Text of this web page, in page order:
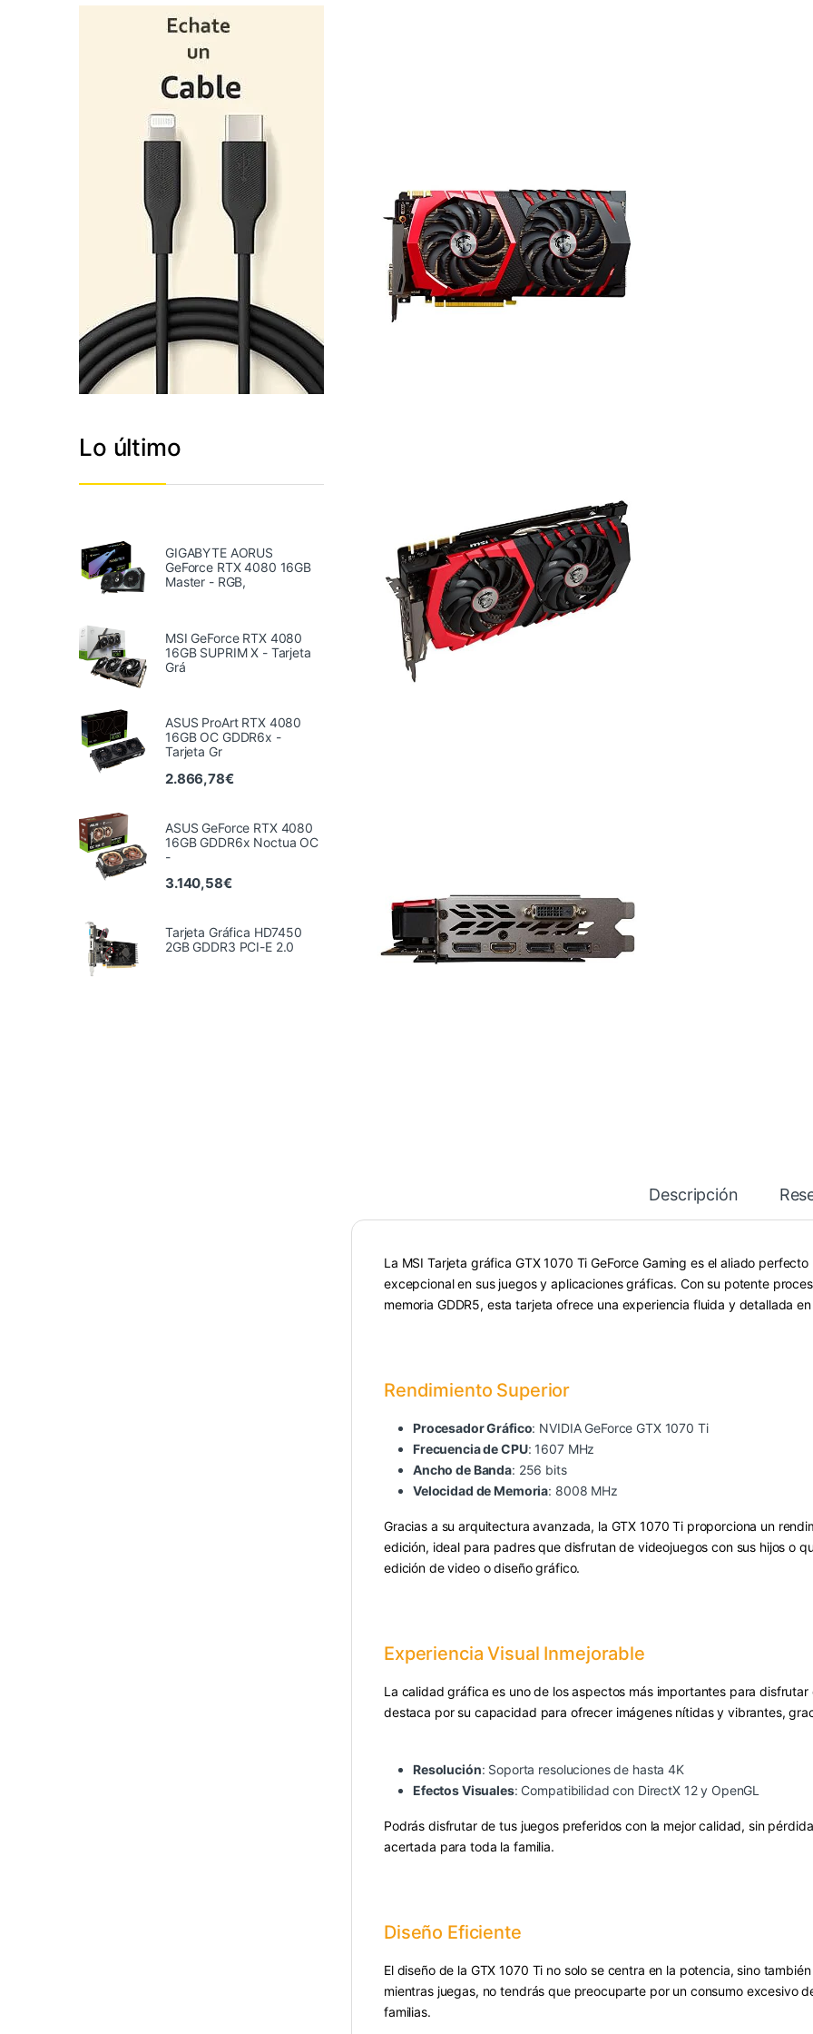
Descripción
La MSI Tarjeta gráfica GTX 1070 Ti GeForce Gaming es el aliado
excepcional en sus juegos y aplicaciones gráficas. Con su potente
memoria GDDR5, esta tarjeta ofrece una experiencia fluida y detallada
Rendimiento Superior
Procesador Gráfico: NVIDIA GeForce GTX 1070 Ti
Frecuencia de CPU: 1607 MHz
Ancho de Banda: 256 bits
Velocidad de Memoria: 8008 MHz
Gracias a su arquitectura avanzada, la GTX 1070 Ti proporciona un
edición, ideal para padres que disfrutan de videojuegos con sus hijos o
edición de video o diseño gráfico.
Experiencia Visual Inmejorable
La calidad gráfica es uno de los aspectos más importantes para
destaca por su capacidad para ofrecer imágenes nítidas y vibrantes,
Resolución: Soporta resoluciones de hasta 4K
Efectos Visuales: Compatibilidad con DirectX 12 y OpenGL
Podrás disfrutar de tus juegos preferidos con la mejor calidad, sin
acertada para toda la familia.
Diseño Eficiente
El diseño de la GTX 1070 Ti no solo se centra en la potencia, sino
mientras juegas, no tendrás que preocuparte por un consumo excesivo
familias.
Lo último
GIGABYTE AORUS
GeForce RTX 4080 16GB
Master - RGB,
MSI GeForce RTX 4080
16GB SUPRIM X - Tarjeta
Grá
ASUS ProArt RTX 4080
16GB OC GDDR6x -
Tarjeta Gr
2.866,78€
ASUS GeForce RTX 4080
16GB GDDR6x Noctua OC
-
3.140,58€
Tarjeta Gráfica HD7450
2GB GDDR3 PCI-E 2.0